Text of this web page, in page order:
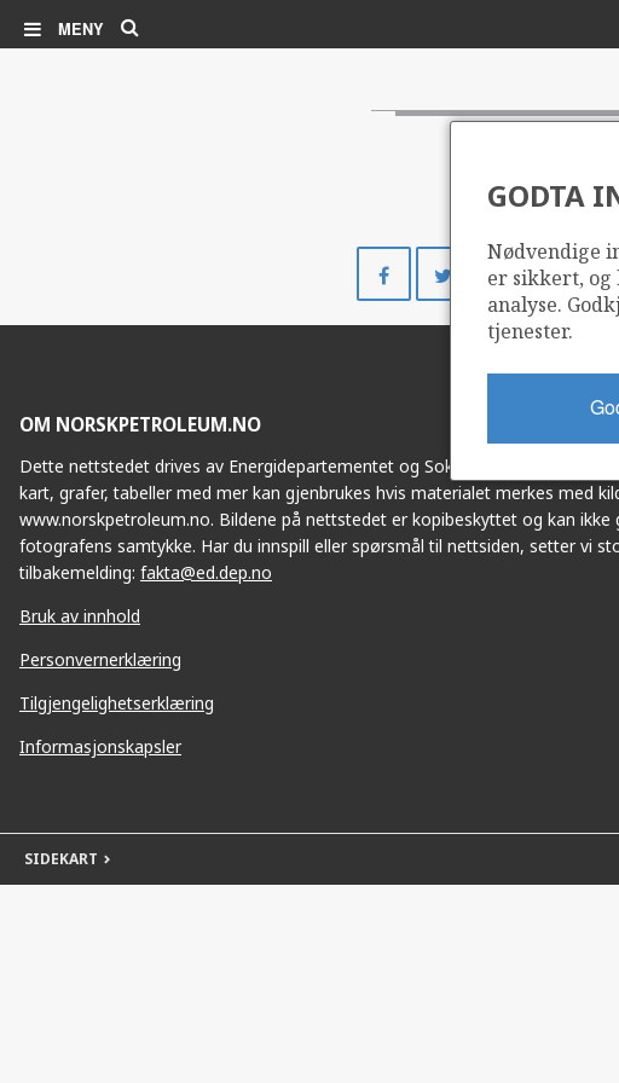
MENY
på
Facebook
Del
på
Twitter
Del
på
LinkedIn
Del
i
e-
GODTA
Nødvendige
er sikkert, og
analyse.
tjenester.
OM NORSKPETROLEUM.NO
Dette nettstedet drives av Energidepartementet og Sokkeldirektoratet i
kart, grafer, tabeller med mer kan gjenbrukes hvis materialet merkes med
www.norskpetroleum.no. Bildene på nettstedet er kopibeskyttet og kan ikke
fotografens samtykke. Har du innspill eller spørsmål til nettsiden, setter vi
tilbakemelding: fakta@ed.dep.no
Bruk av innhold
Personvernerklæring
Tilgjengelighetserklæring
Informasjonskapsler
SIDEKART